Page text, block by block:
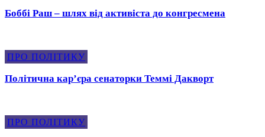
Боббі Раш – шлях від активіста до конгресмена
ПРО ПОЛІТИКУ
Політична карʼєра сенаторки Теммі Дакворт
ПРО ПОЛІТИКУ